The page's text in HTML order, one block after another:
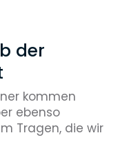
der
kommen
ebenso
Tragen, die wir